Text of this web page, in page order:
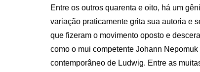
Entre os outros quarenta e oito, há um
variação praticamente grita sua autoria e
que fizeram o movimento oposto e
como o mui competente Johann
contemporâneo de Ludwig. Entre as